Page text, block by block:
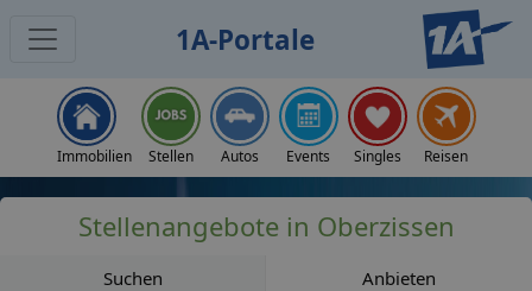
1A-Portale
Immobilien Stellen Autos Events Singles Reisen
Stellenangebote in Oberzissen
Suchen Anbieten